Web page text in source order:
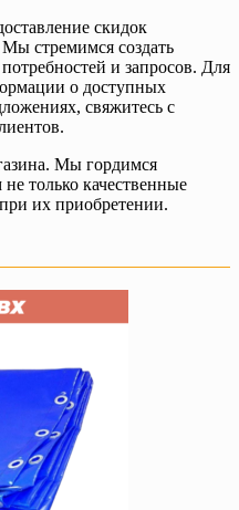
скидок
стремимся создать
и запросов. Для
о доступных
свяжитесь с
Мы гордимся
только качественные
их приобретении.